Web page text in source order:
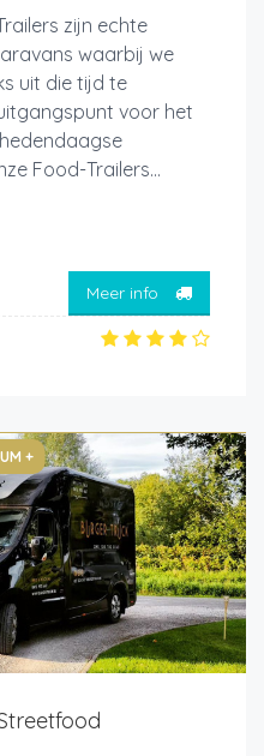
zijn echte
waarbij we
uit die tijd te
voor het
Food-Trailers...
Meer info
+